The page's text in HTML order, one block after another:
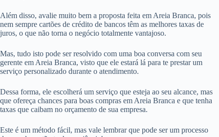
Além disso, avalie muito bem a proposta feita em Areia Branca, pois
nem sempre cartões de crédito de bancos têm as melhores taxas de
juros, o que não torna o negócio totalmente vantajoso.
Mas, tudo isto pode ser resolvido com uma boa conversa com seu
gerente em Areia Branca, visto que ele estará lá para te prestar um
serviço personalizado durante o atendimento.
Dessa forma, ele escolherá um serviço que esteja ao seu alcance, mas
que ofereça chances para boas compras em Areia Branca e que tenha
taxas que caibam no orçamento de sua empresa.
Este é um método fácil, mas vale lembrar que pode ser um processo